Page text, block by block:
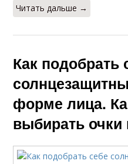
Читать дальше →
Как подобрать
форме лица.
выбирать